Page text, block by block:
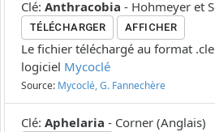
Clé: Anthracobia - Hohmeyer et
TÉLÉCHARGER AFFICHER
Le fichier téléchargé au format
logiciel Mycoclé
Source: Mycoclé, G. Fannechère
Clé: Aphelaria - Corner (Anglais)